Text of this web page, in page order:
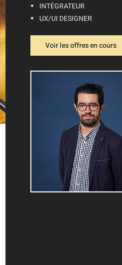
INTÉGRATEUR
UX/UI DESIGNER
Voir les offres en cours